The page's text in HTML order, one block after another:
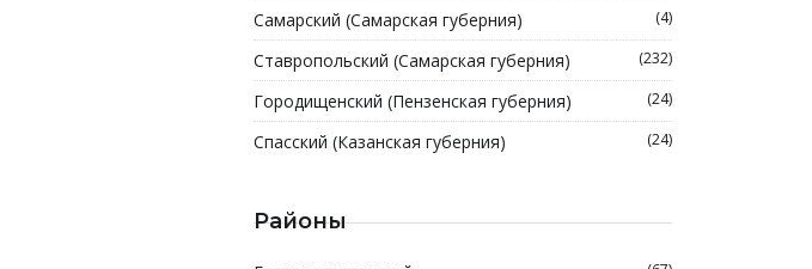
Самарский (Самарская губерния) (4)
Ставропольский (Самарская губерния) (232)
Городищенский (Пензенская губерния) (24)
Спасский (Казанская губерния) (24)
Районы